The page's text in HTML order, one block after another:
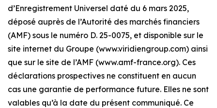
d’Enregistrement Universel daté du 6 mars 2025,
déposé auprès de l’Autorité des marchés financiers
(AMF) sous le numéro D. 25-0075, et disponible sur le
site internet du Groupe (www.viridiengroup.com) ainsi
que sur le site de l’AMF (www.amf-france.org). Ces
déclarations prospectives ne constituent en aucun
cas une garantie de performance future. Elles ne sont
valables qu’à la date du présent communiqué. Ce